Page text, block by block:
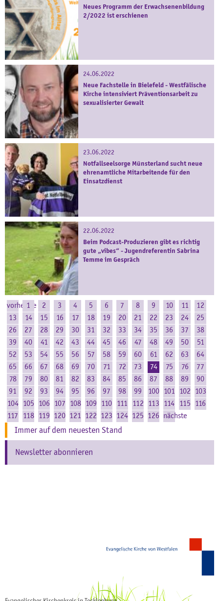
Neues Programm der Erwachsenenbildung
2/2022 ist erschienen
24.06.2022
Neue Fachstelle in Bielefeld - Westfälische
Kirche intensiviert Präventionsarbeit zu
sexualisierter Gewalt
23.06.2022
Notfallseelsorge Münsterland sucht neue
ehrenamtliche Mitarbeitende für den
Einsatzdienst
22.06.2022
Beim Podcast-Produzieren gibt es richtig
gute „vibes“ - Jugendreferentin Sabrina
Temme im Gespräch
vorherige
1 2 3 4 5 6 7 8 9 10 11
12
13
14 15 16 17 18 19 20 21 22 23 24
25
26
27 28 29 30 31 32 33 34 35 36 37
38
39
40 41 42 43 44 45 46 47 48 49 50
51
52
53 54 55 56 57 58 59 60 61 62 63
64
65
66 67 68 69 70 71 72 73 74 75 76
77
78
79 80 81 82 83 84 85 86 87 88 89
90
91
92 93 94 95 96 97 98 99 100 101 102
103
104
105 106 107 108 109 110 111 112 113 114 115
116
117
118 119 120 121 122 123 124 125 126 nächste
Immer auf dem neuesten Stand
Newsletter abonnieren